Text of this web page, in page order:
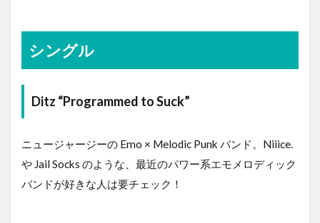
シングル
Ditz “Programmed to Suck”
ニュージャージーの Emo × Melodic Punk バンド。Niiice.
や Jail Socks のような、最近のパワー系エモメロディック
バンドが好きな人は要チェック！